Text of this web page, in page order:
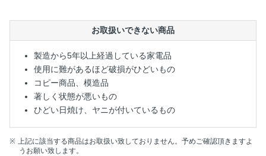
お取扱いできない商品
製造から5年以上経過している家電品
使用に難があるほど破損がひどいもの
コピー商品、模造品
著しく状態が悪いもの
ひどい日焼け、ヤニが付いているもの
上記に該当する商品はお取扱い致しておりません。予めご確認頂きますよ
うお願い致します。